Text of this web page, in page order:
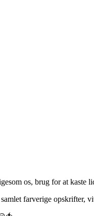
os, brug for at kaste
farverige opskrifter,